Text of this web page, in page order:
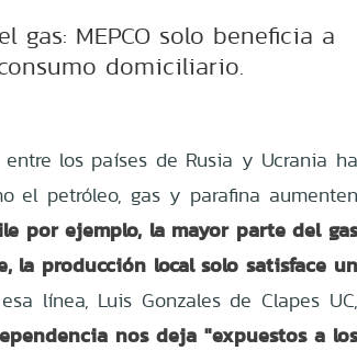
gas: MEPCO solo beneficia a
domiciliario.
los países de Rusia y Ucrania ha
el petróleo, gas y parafina aumenten
por ejemplo, la mayor parte del gas
la producción local solo satisface un
línea, Luis Gonzales de Clapes UC,
nos deja "expuestos a los